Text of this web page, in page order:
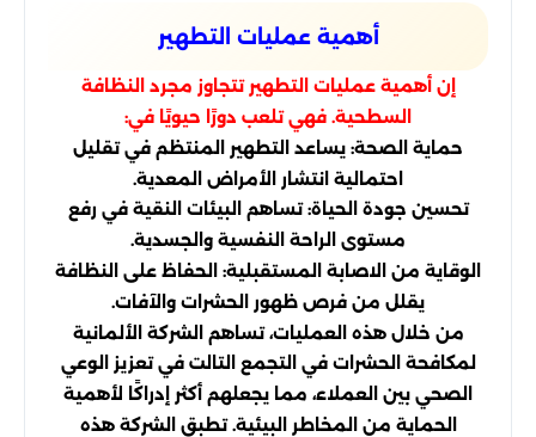
أهمية عمليات التطهير
إن أهمية عمليات التطهير تتجاوز مجرد النظافة
السطحية. فهي تلعب دورًا حيويًا في:
حماية الصحة: يساعد التطهير المنتظم في تقليل
احتمالية انتشار الأمراض المعدية.
تحسين جودة الحياة: تساهم البيئات النقية في رفع
مستوى الراحة النفسية والجسدية.
الوقاية من الاصابة المستقبلية: الحفاظ على النظافة
يقلل من فرص ظهور الحشرات والآفات.
من خلال هذه العمليات، تساهم الشركة الألمانية
لمكافحة الحشرات في التجمع التالت في تعزيز الوعي
الصحي بين العملاء، مما يجعلهم أكثر إدراكًا لأهمية
الحماية من المخاطر البيئية. تطبق الشركة هذه